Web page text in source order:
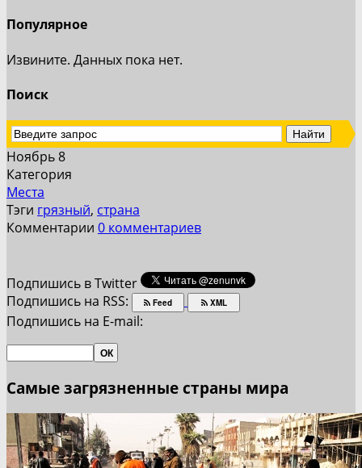
Популярное
Извините. Данных пока нет.
Поиск
Ноябрь 8
Категория
Места
Тэги грязный, страна
Комментарии 0 комментариев
Подпишись в Twitter
Подпишись на RSS:
Feed XML
Подпишись на E-mail:
Самые загрязненные страны мира